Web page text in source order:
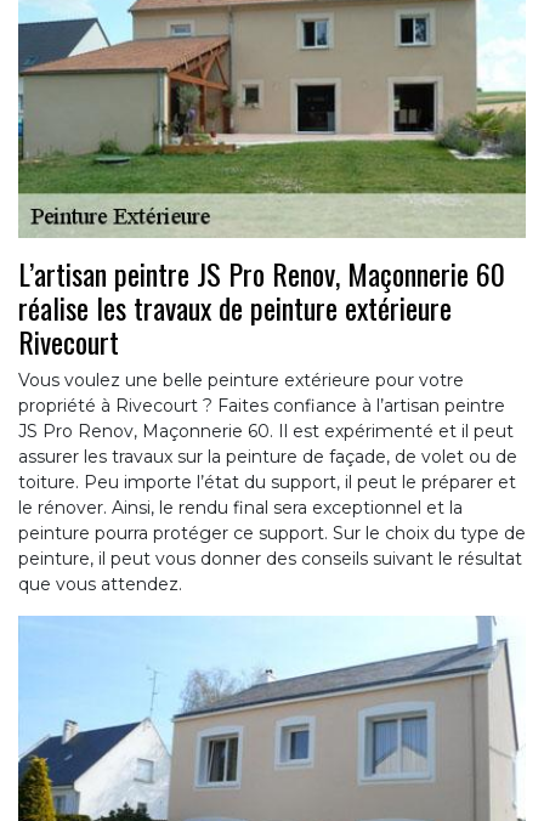
L’artisan peintre JS Pro Renov, Maçonnerie 60
réalise les travaux de peinture extérieure
Rivecourt
Vous voulez une belle peinture extérieure pour votre
propriété à Rivecourt ? Faites confiance à l’artisan peintre
JS Pro Renov, Maçonnerie 60. Il est expérimenté et il peut
assurer les travaux sur la peinture de façade, de volet ou de
toiture. Peu importe l’état du support, il peut le préparer et
le rénover. Ainsi, le rendu final sera exceptionnel et la
peinture pourra protéger ce support. Sur le choix du type de
peinture, il peut vous donner des conseils suivant le résultat
que vous attendez.